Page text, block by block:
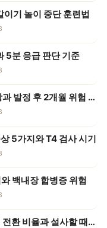
이기 놀이 중단 훈련법
5분 응급 판단 기준
강아지 자궁축농증 초기 증상과 발정 후 2개월 위험 구간
5가지와 T4 검사 시기
백내장 합병증 위험
강아지 사료 바꾸는 방법 7일 전환 비율과 설사할 때 대처